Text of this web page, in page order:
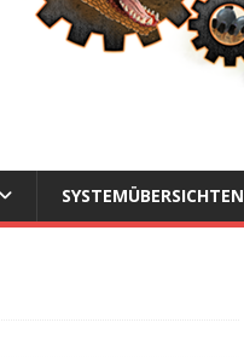
SYSTEMÜBERSICHTEN